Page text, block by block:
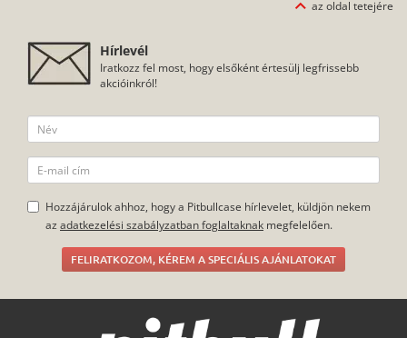
Hozzájárulok ahhoz, hogy a Pitbullcase hírlevelet, küldjön nekem
azadatkezelési szabályzatban foglaltaknakmegfelelően.
FELIRATKOZOM, KÉREM A SPECIÁLIS AJÁNLATOKAT